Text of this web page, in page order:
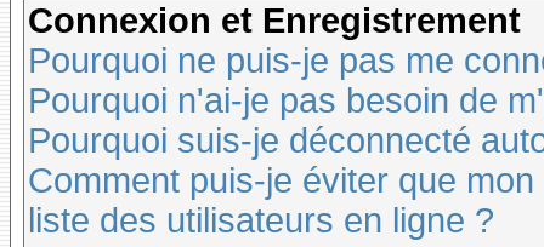
Connexion et Enregistrement
Pourquoi ne puis-je pas me
Pourquoi n'ai-je pas besoin de
Pourquoi suis-je déconnecté
Comment puis-je éviter que
liste des utilisateurs en ligne ?